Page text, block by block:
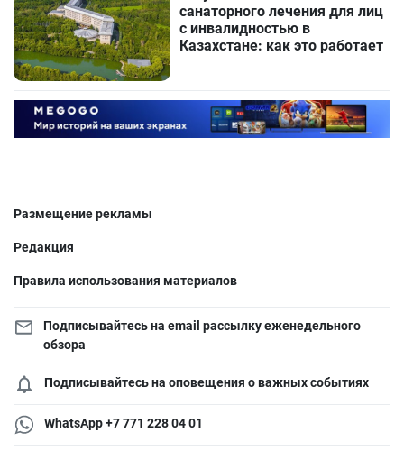
санаторного лечения для лиц
с инвалидностью в
Казахстане: как это работает
Размещение рекламы
Редакция
Правила использования материалов
Подписывайтесь на email рассылку еженедельного
обзора
Подписывайтесь на оповещения о важных событиях
WhatsApp +7 771 228 04 01